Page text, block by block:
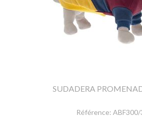
SUDADERA
Référence: